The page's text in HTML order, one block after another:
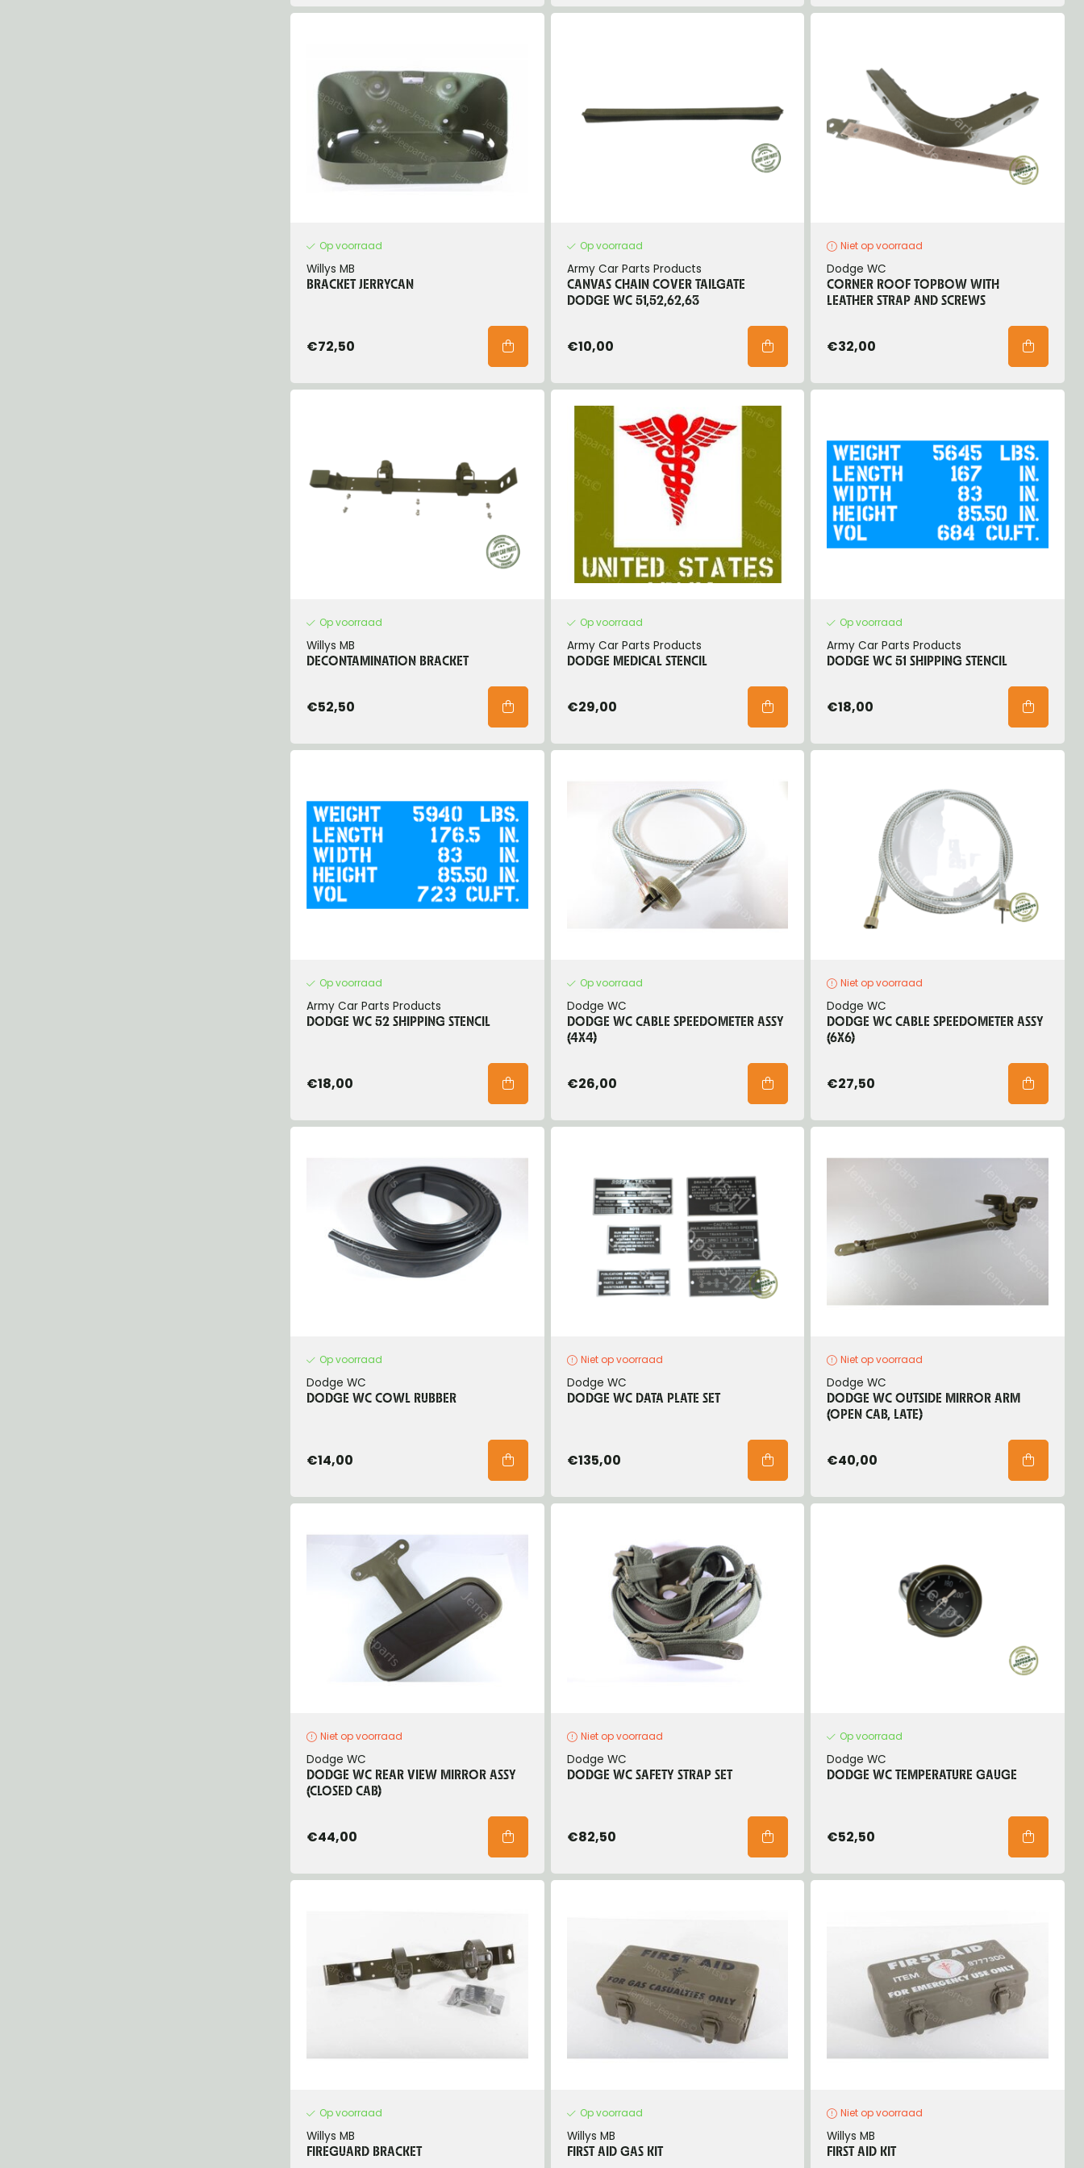
Op voorraad
Willys MB
BRACKET JERRYCAN
€72,50
Op voorraad
Army Car Parts Products
CANVAS CHAIN COVER TAILGATE
DODGE WC 51,52,62,63
€10,00
Niet op voorraad
Dodge WC
CORNER ROOF TOPBOW WITH
LEATHER STRAP AND SCREWS
€32,00
Op voorraad
Willys MB
DECONTAMINATION BRACKET
€52,50
Op voorraad
Army Car Parts Products
DODGE MEDICAL STENCIL
€29,00
Op voorraad
Army Car Parts Products
DODGE WC 51 SHIPPING STENCIL
€18,00
Op voorraad
Army Car Parts Products
DODGE WC 52 SHIPPING STENCIL
€18,00
Op voorraad
Dodge WC
DODGE WC CABLE SPEEDOMETER ASSY
(4X4)
€26,00
Niet op voorraad
Dodge WC
DODGE WC CABLE SPEEDOMETER ASSY
(6X6)
€27,50
Op voorraad
Dodge WC
DODGE WC COWL RUBBER
€14,00
Niet op voorraad
Dodge WC
DODGE WC DATA PLATE SET
€135,00
Niet op voorraad
Dodge WC
DODGE WC OUTSIDE MIRROR ARM
(OPEN CAB, LATE)
€40,00
Niet op voorraad
Dodge WC
DODGE WC REAR VIEW MIRROR ASSY
(CLOSED CAB)
€44,00
Niet op voorraad
Dodge WC
DODGE WC SAFETY STRAP SET
€82,50
Op voorraad
Dodge WC
DODGE WC TEMPERATURE GAUGE
€52,50
Op voorraad
Willys MB
FIREGUARD BRACKET
Op voorraad
Willys MB
FIRST AID GAS KIT
Niet op voorraad
Willys MB
FIRST AID KIT